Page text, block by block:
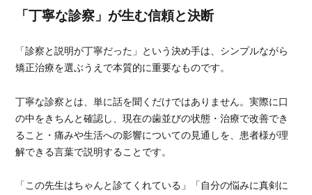
「丁寧な診察」が生む信頼と決断
「診察と説明が丁寧だった」という決め手は、シンプルながら
矯正治療を選ぶうえで本質的に重要なものです。
丁寧な診察とは、単に話を聞くだけではありません。実際に口
の中をきちんと確認し、現在の歯並びの状態・治療で改善でき
ること・痛みや生活への影響についての見通しを、患者様が理
解できる言葉で説明することです。
「この先生はちゃんと診てくれている」「自分の悩みに真剣に